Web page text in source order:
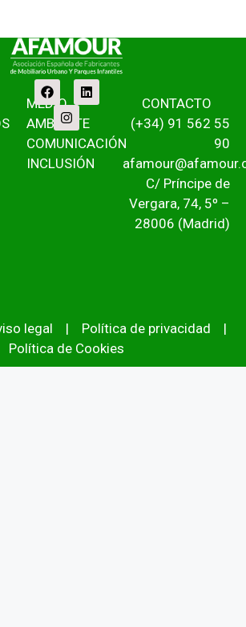
MEDIO
AMBIENTE
COMUNICACIÓN
INCLUSIÓN
CONTACTO
(+34) 91 562 55
90
C/ Príncipe de
Vergara, 74, 5º –
28006 (Madrid)
legal | Política de privacidad |
Política de Cookies